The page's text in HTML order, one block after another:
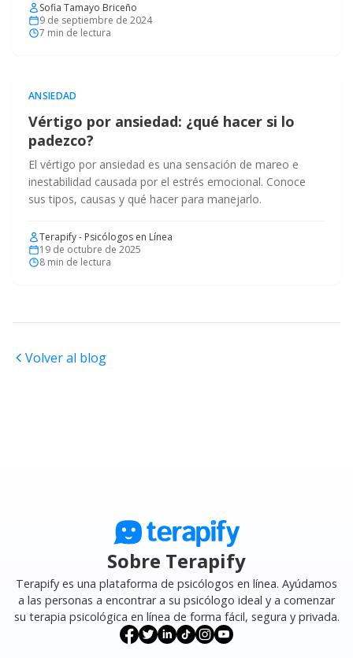
Sofia Tamayo Briceño
9 de septiembre de 2024
7 min de lectura
ANSIEDAD
Vértigo por ansiedad: ¿qué hacer si lo
padezco?
El vértigo por ansiedad es una sensación de mareo e
inestabilidad causada por el estrés emocional. Conoce
sus tipos, causas y qué hacer para manejarlo.
Terapify - Psicólogos en Línea
19 de octubre de 2025
8 min de lectura
Volver al blog
Sobre Terapify
Terapify es una plataforma de psicólogos en línea. Ayúdamos
a las personas a encontrar a su psicólogo ideal y a comenzar
su terapia psicológica en línea de forma fácil, segura y privada.